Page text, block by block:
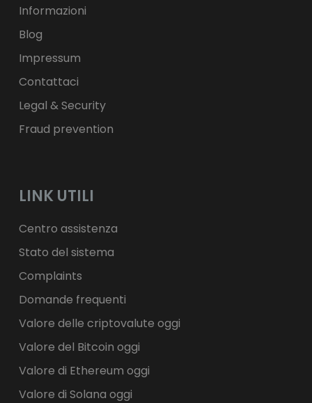
zł PLN
Informazioni
Blog
Impressum
Contattaci
Legal & Security
Fraud prevention
LINK UTILI
Centro assistenza
Stato del sistema
Complaints
Domande frequenti
Valore delle criptovalute oggi
Valore del Bitcoin oggi
Valore di Ethereum oggi
Valore di Solana oggi